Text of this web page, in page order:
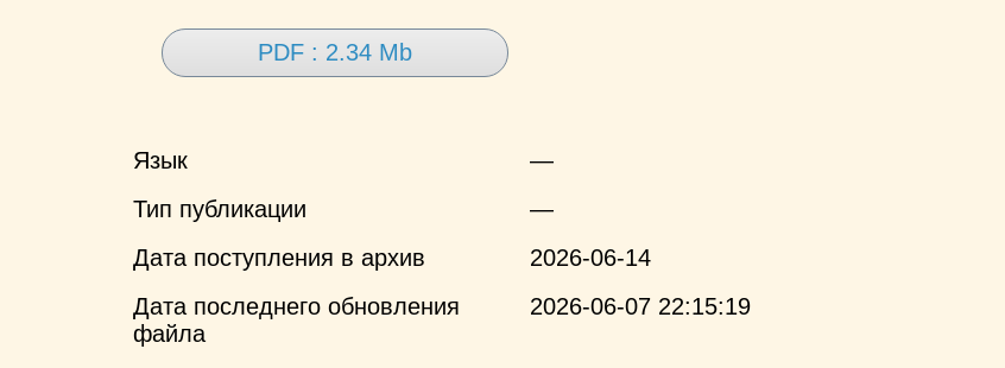
PDF : 2.34 Mb
Язык
—
Тип публикации
—
Дата поступления в архив
2026-06-14
Дата последнего обновления
файла
2026-06-07 22:15:19